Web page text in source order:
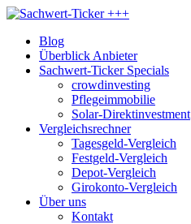
Blog
Überblick Anbieter
Sachwert-Ticker Specials
crowdinvesting
Pflegeimmobilie
Solar-Direktinvestment
Vergleichsrechner
Tagesgeld-Vergleich
Festgeld-Vergleich
Depot-Vergleich
Girokonto-Vergleich
Über uns
Kontakt